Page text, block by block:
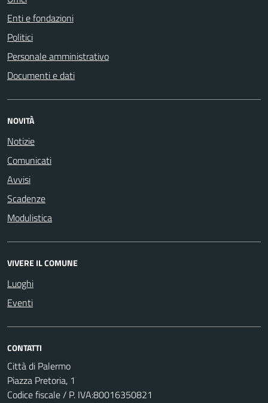
Enti e fondazioni
Politici
Personale amministrativo
Documenti e dati
NOVITÀ
Notizie
Comunicati
Avvisi
Scadenze
Modulistica
VIVERE IL COMUNE
Luoghi
Eventi
CONTATTI
Città di Palermo
Piazza Pretoria, 1
Codice fiscale / P. IVA:80016350821